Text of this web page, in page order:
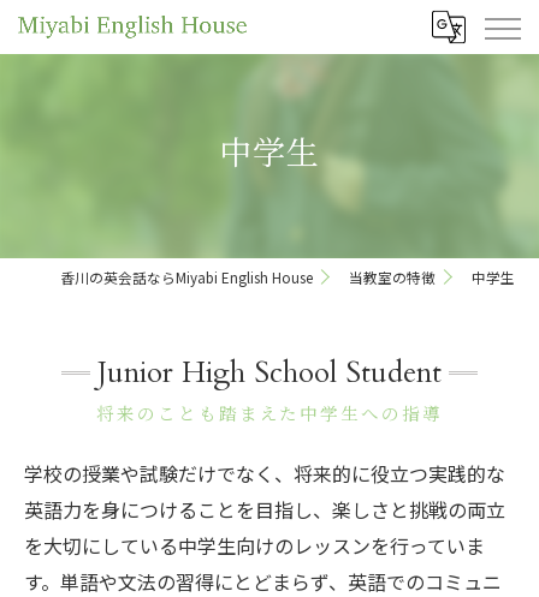
中学生
香川の英会話ならMiyabi English House 当教室の特徴 中学生
将来のことも踏まえた中学生への指導
Junior High School Student
学校の授業や試験だけでなく、将来的に役立つ実践的な
英語力を身につけることを目指し、楽しさと挑戦の両立
を大切にしている中学生向けのレッスンを行っていま
す。単語や文法の習得にとどまらず、英語でのコミュニ